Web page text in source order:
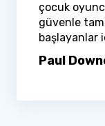
çocuk
güvenle
başlayanlar
Paul